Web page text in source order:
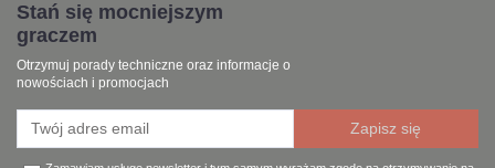
Stań się mocniejszym
graczem
Otrzymuj porady techniczne oraz informacje o
nowościach i promocjach